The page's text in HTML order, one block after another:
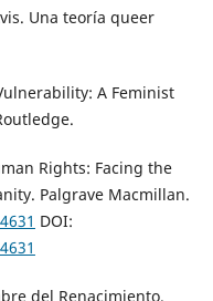
Una teoría queer
A Feminist
Rights: Facing the
Palgrave Macmillan.
DOI:
del Renacimiento.